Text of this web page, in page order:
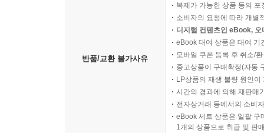
반품/교환 불가사유
복제가 가능한 상품 등의
소비자의 요청에 따라 개별
디지털 컨텐츠인 eBook,
eBook 대여 상품은 대여 기
모바일 쿠폰 등록 후 취소/
중고상품이 구매확정(자동
LP상품의 재생 불량 원인
시간의 경과에 의해 재판매
전자상거래 등에서의 소비
eBook 세트 상품은 일괄 구
1개의 상품으로 취급 및 판